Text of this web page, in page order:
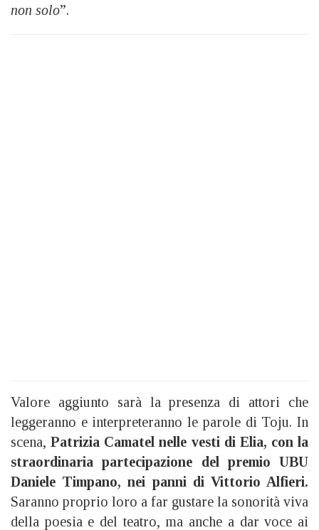
non solo”.
Valore aggiunto sarà la presenza di attori che
leggeranno e interpreteranno le parole di Toju. In
scena,Patrizia Camatel nelle vesti di Elia, con la
straordinaria partecipazione del premio UBU
Daniele Timpano, nei panni di Vittorio Alfieri.
Saranno proprio loro a far gustare la sonorità viva
della poesia e del teatro, ma anche a dar voce ai